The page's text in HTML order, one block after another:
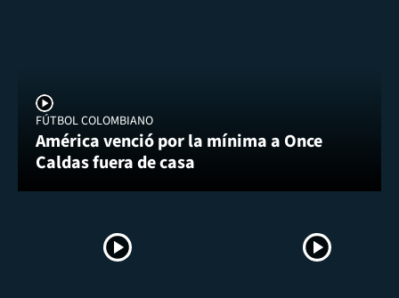
FÚTBOL COLOMBIANO
América venció por la mínima a Once
Caldas fuera de casa